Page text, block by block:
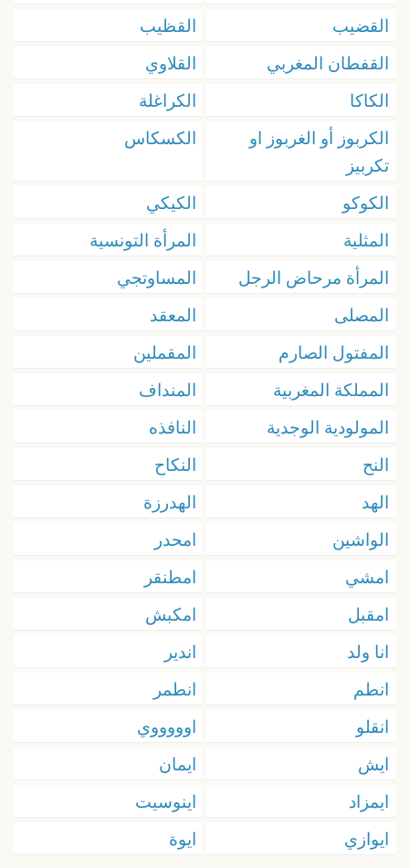
القضيب
القظيب
القفطان المغربي
القلاوي
الكاكا
الكراغلة
الكربوز أو الغربوز او
تكربيز
الكسكاس
الكوكو
الكيكي
المثلية
المرأة التونسية
المرأة مرحاض الرجل
المساوتجي
المصلى
المعقد
المفتول الصارم
المقملين
المملكة المغربية
المنداف
المولودية الوجدية
النافذه
النح
النكاح
الهد
الهدرزة
الواشين
امحدر
امشي
امطنقر
امقبل
امكبش
انا ولد
اندير
انطم
انطمر
انقلو
اوووووي
ايش
ايمان
ايمزاد
اينوسيت
ايوازي
ايوة